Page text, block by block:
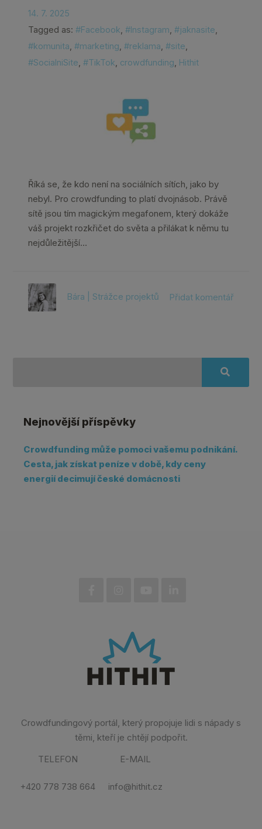
14. 7. 2025
Tagged as:#Facebook ,#Instagram ,#jaknasite
#komunita ,#marketing ,#reklama ,#site
#SocialniSite ,#TikTok crowdfunding Hithit
Říká se, že kdo není na sociálních sítích, jako by
nebyl. Pro crowdfunding to platí dvojnásob. Právě
sítě jsou tím magickým megafonem, který dokáže
váš projekt rozkřičet do světa a přilákat k němu tu
nejdůležitější…
Přidat komentář
Bára | Strážce projektů
Nejnovější příspěvky
Crowdfunding může pomoci vašemu podnikání.
Cesta, jak získat peníze v době, kdy ceny
energií decimují české domácnosti
Crowdfundingový portál, který propojuje lidi s nápady s
těmi, kteří je chtějí podpořit.
TELEFON E-MAIL
+420 778 738 664 info@hithit.cz